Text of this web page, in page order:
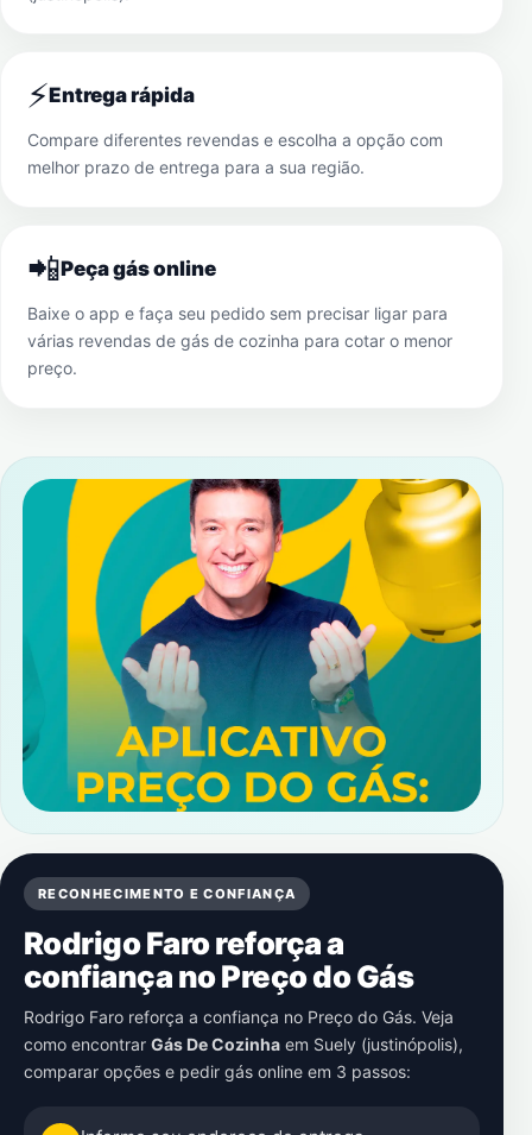
⚡Entrega rápida
Compare diferentes revendas e escolha a opção com
melhor prazo de entrega para a sua região.
📲Peça gás online
Baixe o app e faça seu pedido sem precisar ligar para
várias revendas de gás de cozinha para cotar o menor
preço.
RECONHECIMENTO E CONFIANÇA
Rodrigo Faro reforça a
confiança no Preço do Gás
Rodrigo Faro reforça a confiança no Preço do Gás. Veja
como encontrar Gás De Cozinha em Suely (justinópolis),
comparar opções e pedir gás online em 3 passos: